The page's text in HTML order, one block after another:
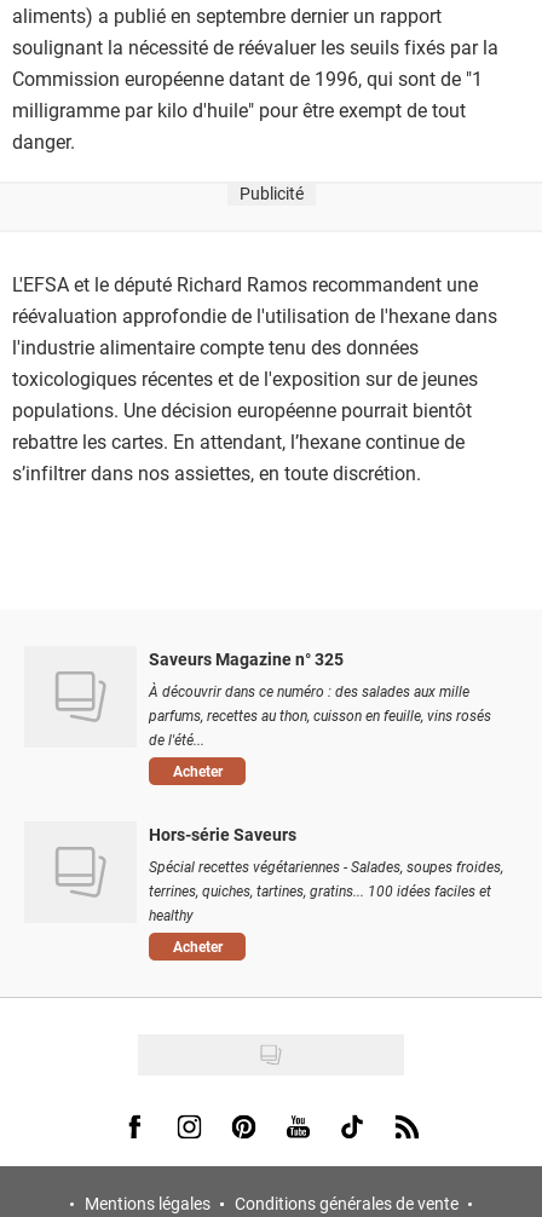
aliments) a publié en septembre dernier un rapport
soulignant la nécessité de réévaluer les seuils fixés par la
Commission européenne datant de 1996, qui sont de "1
milligramme par kilo d'huile" pour être exempt de tout
danger.
Publicité
L'EFSA et le député Richard Ramos recommandent une
réévaluation approfondie de l'utilisation de l'hexane dans
l'industrie alimentaire compte tenu des données
toxicologiques récentes et de l'exposition sur de jeunes
populations. Une décision européenne pourrait bientôt
rebattre les cartes. En attendant, l’hexane continue de
s’infiltrer dans nos assiettes, en toute discrétion.
Saveurs Magazine n° 325
À découvrir dans ce numéro : des salades aux mille
parfums, recettes au thon, cuisson en feuille, vins rosés
de l'été...
Acheter
Hors-série Saveurs
Spécial recettes végétariennes - Salades, soupes froides,
terrines, quiches, tartines, gratins... 100 idées faciles et
healthy
Acheter
Visit us on Facebook
Visit us on Instagram
Visit us on Pinterest
Visit us on Youtube
Visit us on Tiktok
Visit us on Rss
Mentions légales
Conditions générales de vente